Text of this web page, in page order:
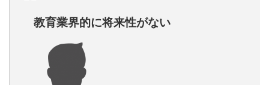
教育業界的に将来性がない